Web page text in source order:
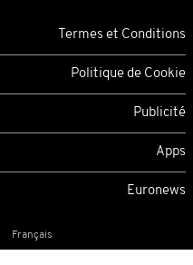
Termes et Conditions
Politique de Cookie
Publicité
Apps
Euronews